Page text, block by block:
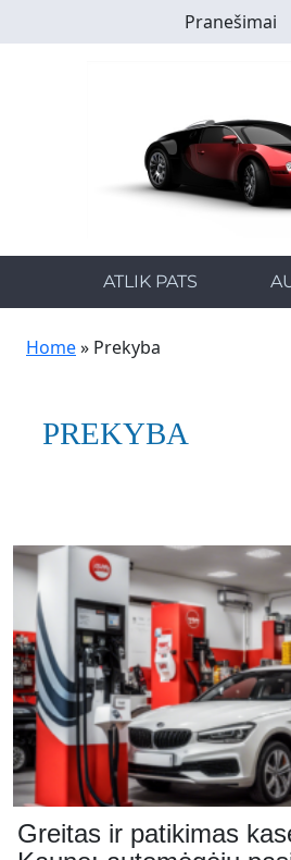
to
Pranešimai
ATLIK PATS
Home» Prekyba
PREKYBA
Greitas ir patikimas